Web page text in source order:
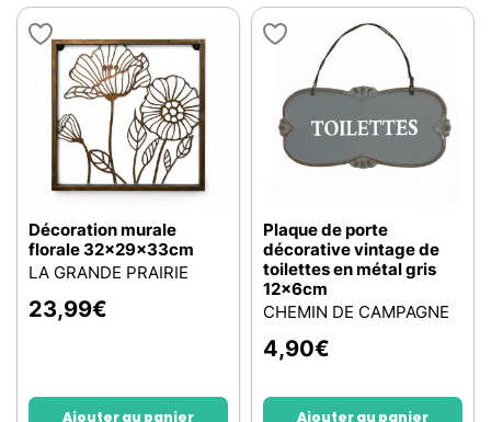
Décoration murale
florale 32x29x33cm
LA GRANDE PRAIRIE
23,99€
Ajouter au panier
Plaque de porte
décorative vintage de
toilettes en métal gris
12x6cm
CHEMIN DE CAMPAGNE
4,90€
Ajouter au panier